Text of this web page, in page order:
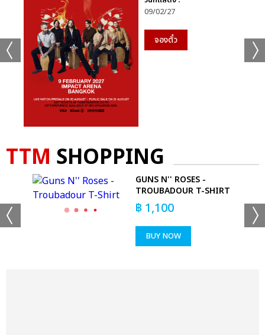
09/02/27
จองตั๋ว
TTM SHOPPING
GUNS N'' ROSES -
TROUBADOUR T-SHIRT
฿ 1,100
BUY NOW